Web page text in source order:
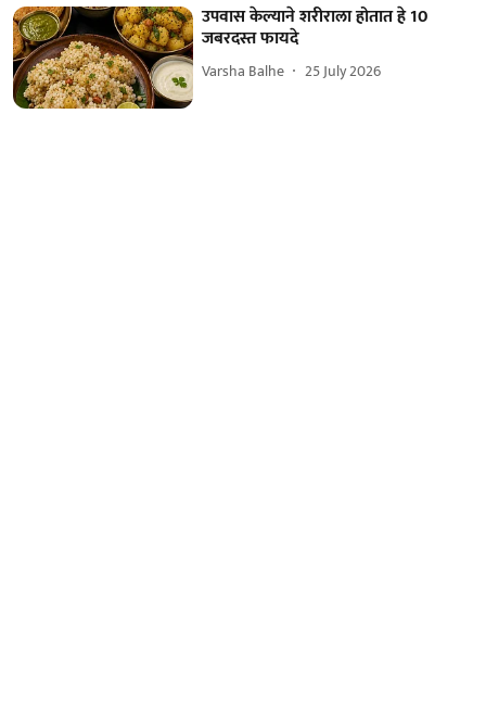
उपवास केल्याने शरीराला होतात हे 10
जबरदस्त फायदे
Varsha Balhe 25 July 2026